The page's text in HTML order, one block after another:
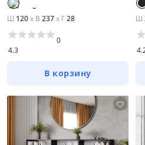
Ш 120x В 237x Г28
4.3
0
В корзину
Ш